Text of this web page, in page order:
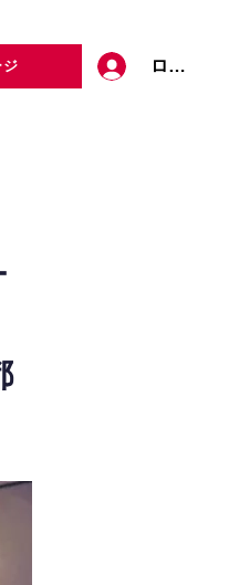
ログイン